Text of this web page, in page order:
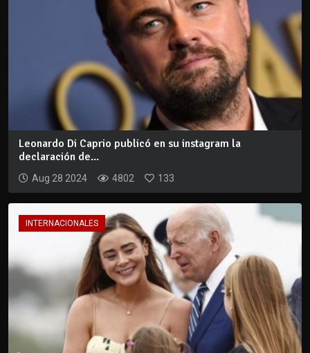
Leonardo Di Caprio publicó en su instagram la
declaración de...
Aug 28 2024 4802 133
INTERNACIONALES